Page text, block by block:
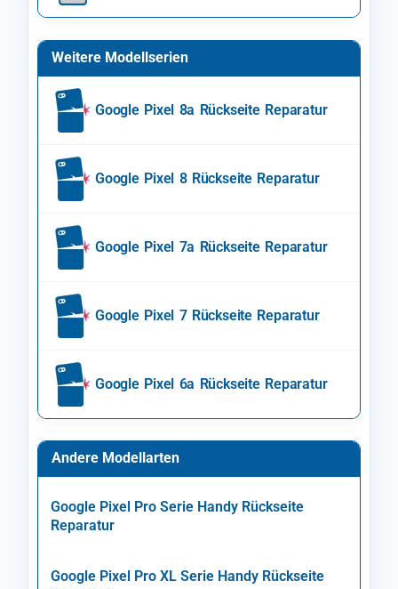
Weitere Modellserien
Google Pixel 8a Rückseite Reparatur
Google Pixel 8 Rückseite Reparatur
Google Pixel 7a Rückseite Reparatur
Google Pixel 7 Rückseite Reparatur
Google Pixel 6a Rückseite Reparatur
Andere Modellarten
Google Pixel Pro Serie Handy Rückseite
Reparatur
Google Pixel Pro XL Serie Handy Rückseite